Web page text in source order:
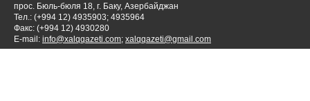
прос. Бюль-бюля 18, г. Баку, Азербайджан
Тел.: (+994 12) 4935903; 4935964
Факс: (+994 12) 4930280
E-mail: info@xalqqazeti.com; xalqqazeti@gmail.com